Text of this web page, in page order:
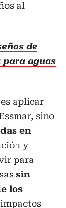
al
de
para aguas
aplicar
sino
en
y
para
sin
los